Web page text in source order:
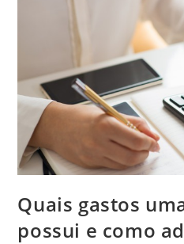
Quais gastos
possui e como